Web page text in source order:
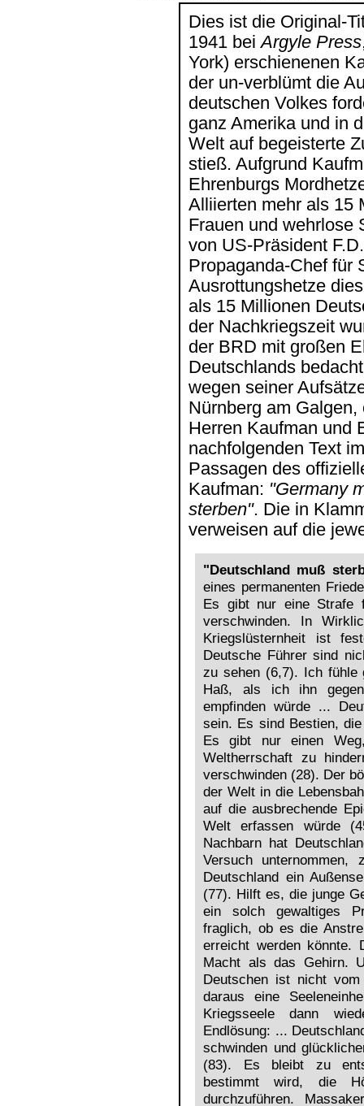
Dies ist die Original-
1941 beiArgyle Press
York) erschienenen
der un-verblümt die
deutschen Volkes
ganz Amerika und in
Welt auf begeisterte
stieß. Aufgrund
Ehrenburgs
Alliierten mehr als 15
Frauen und wehrlose
von US-Präsident
Propaganda-Chef für
Ausrottungshetze
als 15 Millionen
der Nachkriegszeit
der BRD mit großen
Deutschlands
wegen seiner
Nürnberg am
Herren Kaufman und
nachfolgenden Text
Passagen des
Kaufman: "Germany
sterben". Die in
verweisen auf die
"Deutschland muß
eines permanenten
Es gibt nur eine Strafe
verschwinden. In
Kriegslüsternheit ist
Deutsche Führer sind
zu sehen (6,7). Ich fühle
Haß, als ich ihn
empfinden würde ...
sein. Es sind Bestien,
Es gibt nur einen
Weltherrschaft zu
verschwinden (28). Der
der Welt in die
auf die ausbrechende
Welt erfassen würde
Nachbarn hat
Versuch
Deutschland ein
(77). Hilft es, die junge
ein solch gewaltiges
fraglich, ob es die
erreicht werden könnte.
Macht als das Gehirn.
Deutschen ist nicht
daraus eine
Kriegsseele dann
Endlösung: ...
schwinden und
(83). Es bleibt zu
bestimmt wird, die
durchzuführen.